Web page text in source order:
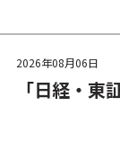
2026年08月06日
「日経・